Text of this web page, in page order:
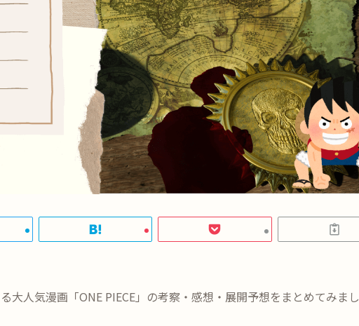
大人気漫画「ONE PIECE」の考察・感想・展開予想をまとめてみまし